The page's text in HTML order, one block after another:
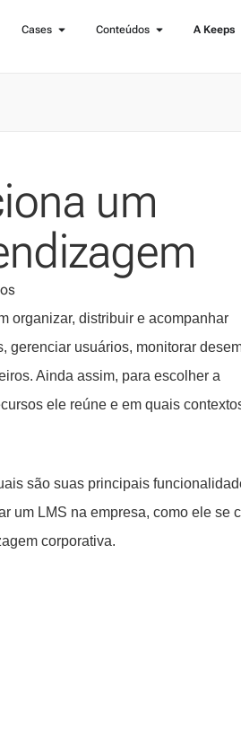
Cases Conteúdos A Keeps
um
organizar, distribuir e acompanhar
gerenciar usuários, monitorar
Ainda assim, para escolher a
ele reúne e em quais
são suas principais
um LMS na empresa, como ele se
corporativa.